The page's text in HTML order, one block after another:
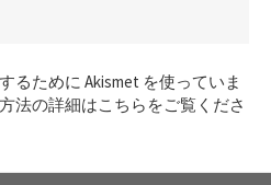
るために Akismet を使っていま
法の詳細はこちらをご覧くださ